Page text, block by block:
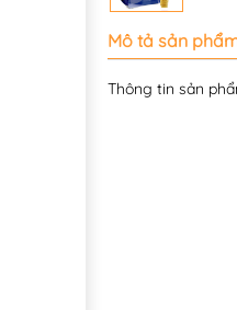
Mô tả sản
Thông tin sản